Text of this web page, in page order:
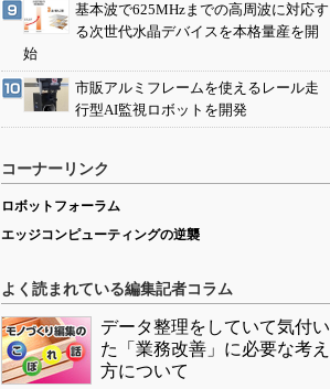
基本波で625MHzまでの高周波に対応す
る次世代水晶デバイスを本格量産を開
始
市販アルミフレームを使えるレール走
行型AI監視ロボットを開発
コーナーリンク
ロボットフォーラム
エッジコンピューティングの逆襲
よく読まれている編集記者コラム
データ整理をしていて気付い
た「業務改善」に必要な考え
方について